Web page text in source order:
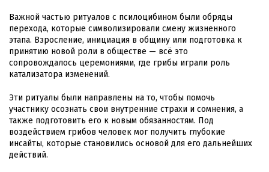
Важной частью ритуалов с псилоцибином были обряды
перехода, которые символизировали смену жизненного
этапа. Взросление, инициация в общину или подготовка к
принятию новой роли в обществе — всё это
сопровождалось церемониями, где грибы играли роль
катализатора изменений.
Эти ритуалы были направлены на то, чтобы помочь
участнику осознать свои внутренние страхи и сомнения, а
также подготовить его к новым обязанностям. Под
воздействием грибов человек мог получить глубокие
инсайты, которые становились основой для его дальнейших
действий.